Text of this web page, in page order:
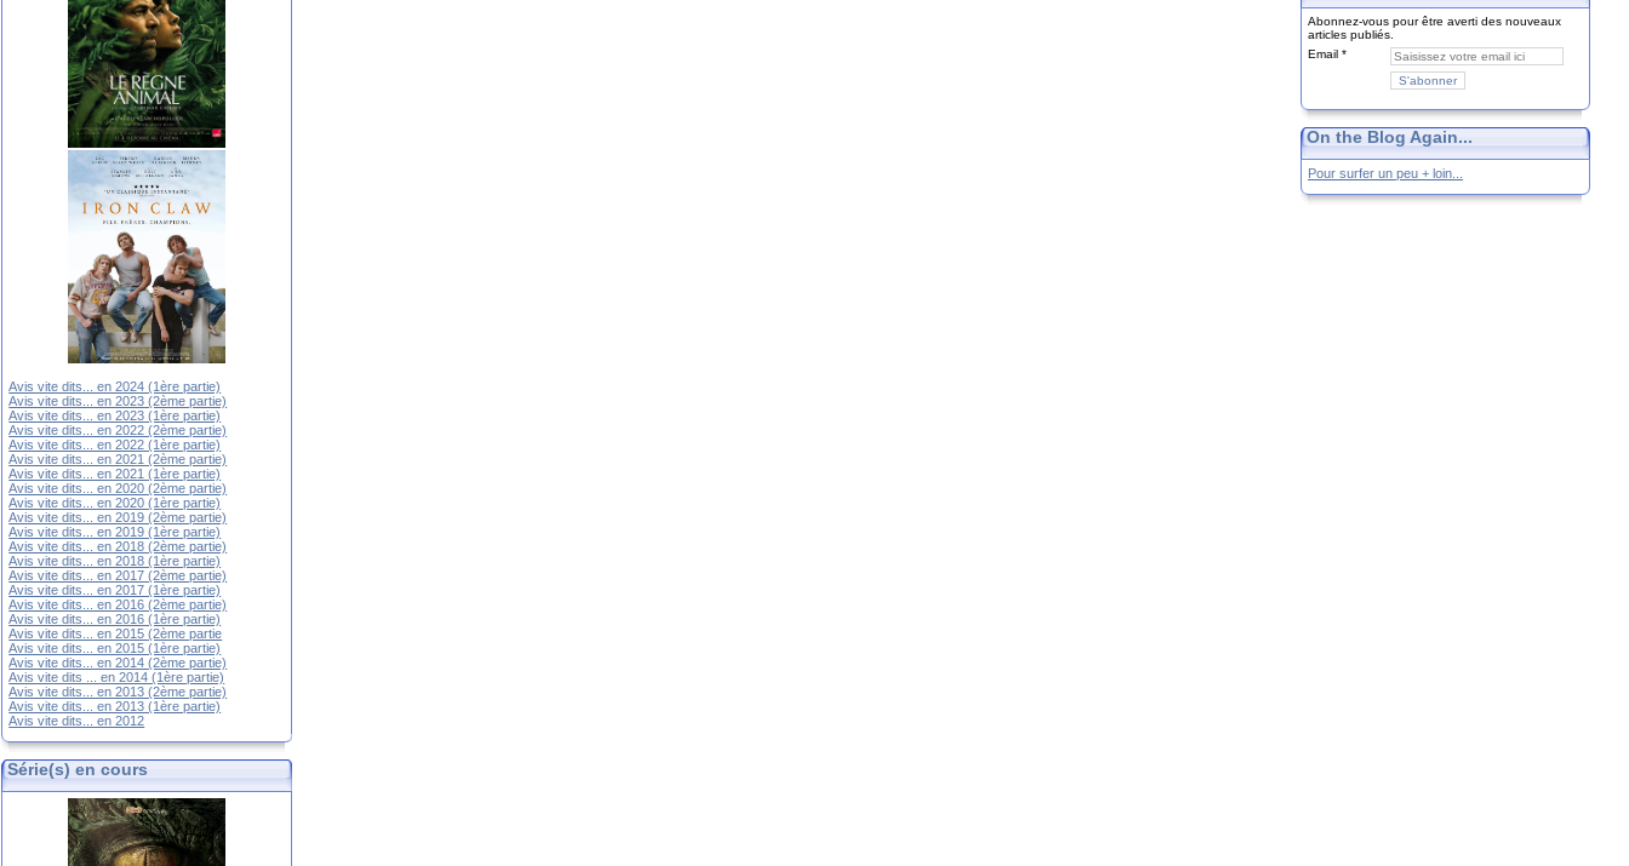
Avis vite dits... en 2024 (1ère partie)
Avis vite dits... en 2023 (2ème partie)
Avis vite dits... en 2023 (1ère partie)
Avis vite dits... en 2022 (2ème partie)
Avis vite dits... en 2022 (1ère partie)
Avis vite dits... en 2021 (2ème partie)
Avis vite dits... en 2021 (1ère partie)
Avis vite dits... en 2020 (2ème partie)
Avis vite dits... en 2020 (1ère partie)
Avis vite dits... en 2019 (2ème partie)
Avis vite dits... en 2019 (1ère partie)
Avis vite dits... en 2018 (2ème partie)
Avis vite dits... en 2018 (1ère partie)
Avis vite dits... en 2017 (2ème partie)
Avis vite dits... en 2017 (1ère partie)
Avis vite dits... en 2016 (2ème partie)
Avis vite dits... en 2016 (1ère partie)
Avis vite dits... en 2015 (2ème partie
Avis vite dits... en 2015 (1ère partie)
Avis vite dits... en 2014 (2ème partie)
Avis vite dits ... en 2014 (1ère partie)
Avis vite dits... en 2013 (2ème partie)
Avis vite dits... en 2013 (1ère partie)
Avis vite dits... en 2012
Série(s) en cours
Abonnez-vous pour être averti des nouveaux
articles publiés.
Email
On the Blog Again...
Pour surfer un peu + loin...